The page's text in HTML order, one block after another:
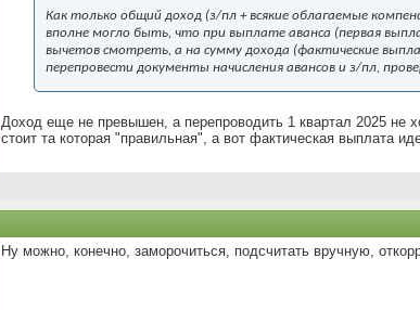
Как только общий доход (з/пл + всякие облагаемые
вполне могло быть, что при выплате аванса (первая
вычетов смотреть, а на сумму дохода (фактические
перепровести документы начисления авансов и з/пл,
Доход еще не превышен, а перепроводить 1 квартал 2025 не
стоит та которая "правильная", а вот фактическая выплата
Ну можно, конечно, заморочиться, подсчитать вручную,